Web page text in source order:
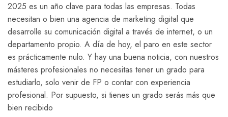
2025 es un año clave para todas las empresas. Todas
necesitan o bien una agencia de marketing digital que
desarrolle su comunicación digital a través de internet, o un
departamento propio. A día de hoy, el paro en este sector
es prácticamente nulo. Y hay una buena noticia, con nuestros
másteres profesionales no necesitas tener un grado para
estudiarlo, solo venir de FP o contar con experiencia
profesional. Por supuesto, si tienes un grado serás más que
bien recibido